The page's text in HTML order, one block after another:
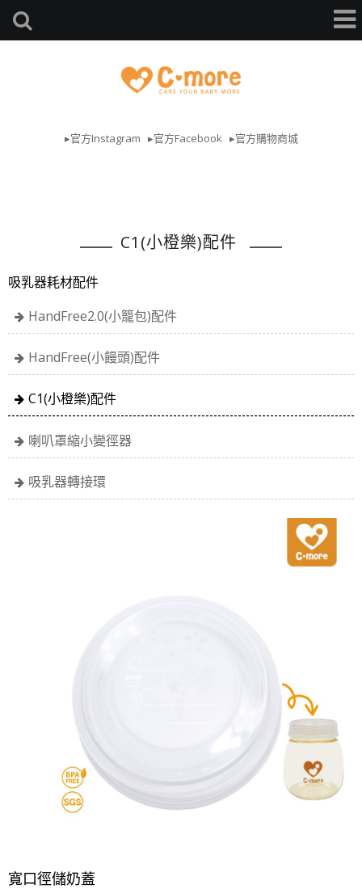
▸官方Instagram ▸官方Facebook ▸官方購物商城
C1(小橙樂)配件
吸乳器耗材配件
HandFree2.0(小籠包)配件
HandFree(小饅頭)配件
C1(小橙樂)配件
喇叭罩縮小變徑器
吸乳器轉接環
寬口徑儲奶蓋